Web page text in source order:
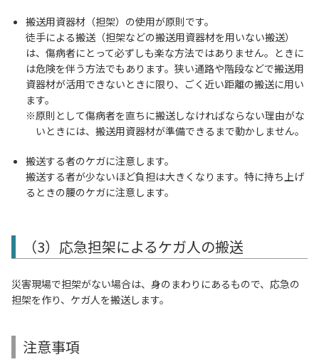
搬送用資器材（担架）の使用が原則です。
徒手による搬送（担架などの搬送用資器材を用いない搬送）
は、傷病者にとって必ずしも楽な方法ではありません。ときに
は危険を伴う方法でもあります。狭い通路や階段などで搬送用
資器材が活用できないときに限り、ごく近い距離の搬送に用い
ます。
原則として傷病者を直ちに搬送しなければならない理由がな
いときには、搬送用資器材が準備できるまで動かしません。
搬送する者のケガに注意します。
搬送する者が少ないほど負担は大きくなります。特に持ち上げ
るときの腰のケガに注意します。
（3）応急担架によるケガ人の搬送
災害現場で担架がない場合は、身のまわりにあるもので、応急の
担架を作り、ケガ人を搬送します。
注意事項